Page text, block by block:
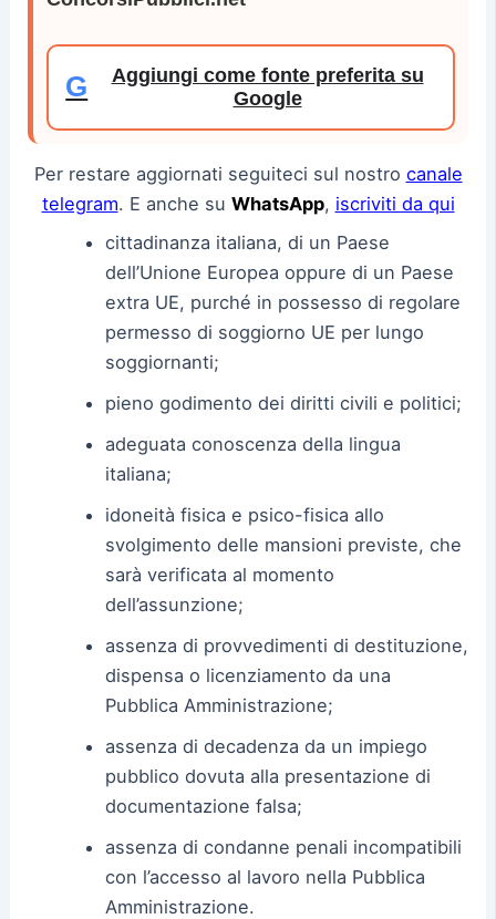
G
Aggiungi come fonte preferita su
Google
Per restare aggiornati seguiteci sul nostro canale
telegram. E anche su WhatsApp, iscriviti da qui
cittadinanza italiana, di un Paese
dell’Unione Europea oppure di un Paese
extra UE, purché in possesso di regolare
permesso di soggiorno UE per lungo
soggiornanti;
pieno godimento dei diritti civili e politici;
adeguata conoscenza della lingua
italiana;
idoneità fisica e psico-fisica allo
svolgimento delle mansioni previste, che
sarà verificata al momento
dell’assunzione;
assenza di provvedimenti di destituzione,
dispensa o licenziamento da una
Pubblica Amministrazione;
assenza di decadenza da un impiego
pubblico dovuta alla presentazione di
documentazione falsa;
assenza di condanne penali incompatibili
con l’accesso al lavoro nella Pubblica
Amministrazione.